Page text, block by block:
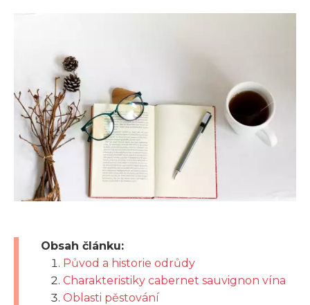
Obsah článku:
Původ a historie odrůdy
Charakteristiky cabernet sauvignon vína
Oblasti pěstování